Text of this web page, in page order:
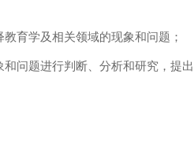
育学及相关领域的现象和问题；
问题进行判断、分析和研究，提